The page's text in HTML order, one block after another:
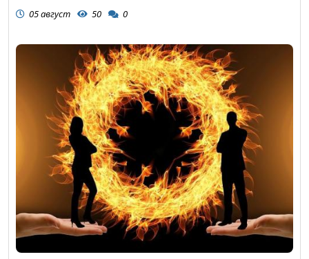
05 август 50 0